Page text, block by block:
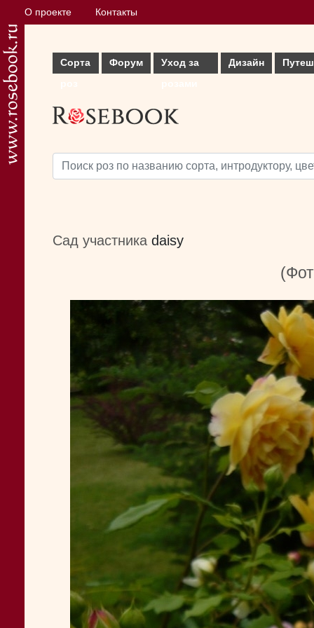
О проекте Контакты
Сорта
Форум
Уход за
Дизайн
Сад участника daisy